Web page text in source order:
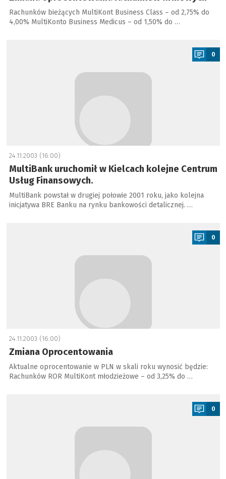
Rachunków bieżących MultiKont Business Class – od 2,75% do
4,00% MultiKonto Business Medicus – od 1,50% do …
0
24.11.2003 (16:00)
MultiBank uruchomił w Kielcach kolejne Centrum
Usług Finansowych.
MultiBank powstał w drugiej połowie 2001 roku, jako kolejna
inicjatywa BRE Banku na rynku bankowości detalicznej. …
0
24.11.2003 (16:00)
Zmiana Oprocentowania
Aktualne oprocentowanie w PLN w skali roku wynosić będzie:
Rachunków ROR MultiKont młodzieżowe – od 3,25% do …
0